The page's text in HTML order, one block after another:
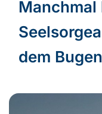
Manchmal
dem